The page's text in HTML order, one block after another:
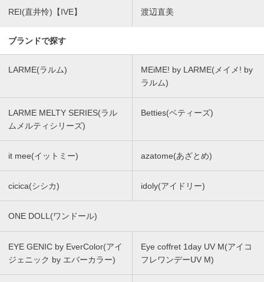
REI(直井怜)【IVE】 渡辺直美
ブランドで探す
LARME(ラルム)
MEiME! by LARME(メイメ! by
ラルム)
LARME MELTY SERIES(ラル
ムメルティシリーズ)
Betties(ベティーズ)
it mee(イットミー) azatome(あざとめ)
cicica(シシカ) idoly(アイドリー)
ONE DOLL(ワンドール)
EYE GENIC by EverColor(アイ
ジェニック by エバーカラー)
Eye coffret 1day UV M(アイコ
フレワンデーUV M)